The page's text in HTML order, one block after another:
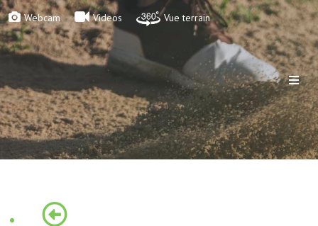
Webcam Videos Vue terrain